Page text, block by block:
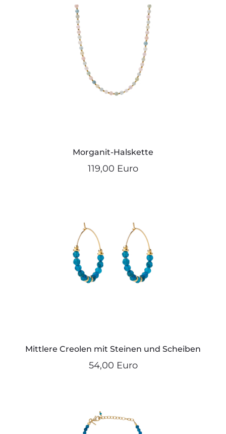
Morganit-Halskette
119,00 Euro
Mittlere Creolen mit Steinen und Scheiben
54,00 Euro